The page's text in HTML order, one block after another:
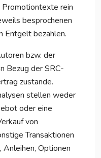
Promotiontexte rein
besprochenen
Entgelt bezahlen.
bzw. der
Bezug der SRC-
zustande.
stellen weder
oder eine
von
Transaktionen
Anleihen, Optionen